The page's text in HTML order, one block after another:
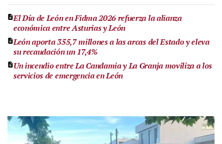
El Día de León en Fidma 2026 refuerza la alianza
económica entre Asturias y León
León aporta 355,7 millones a las arcas del Estado y eleva
su recaudación un 17,4%
Un incendio entre La Candamia y La Granja moviliza a los
servicios de emergencia en León